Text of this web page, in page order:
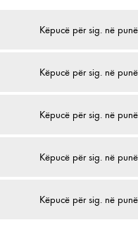
Këpucë për sig. në
Këpucë për sig. në
Këpucë për sig. në
Këpucë për sig. në
Këpucë për sig. në